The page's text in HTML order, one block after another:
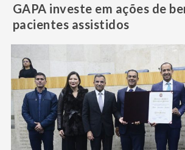
GAPA investe em ações de
pacientes assistidos